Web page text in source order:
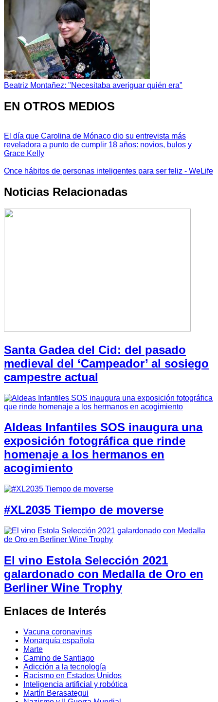
Beatriz Montañez: "Necesitaba averiguar quién era"
EN OTROS MEDIOS
El día que Carolina de Mónaco dio su entrevista más
reveladora a punto de cumplir 18 años: novios, bulos y
Grace Kelly
Once hábitos de personas inteligentes para ser feliz - WeLife
Noticias Relacionadas
Santa Gadea del Cid: del pasado
medieval del ‘Campeador’ al sosiego
campestre actual
Aldeas Infantiles SOS inaugura una
exposición fotográfica que rinde
homenaje a los hermanos en
acogimiento
#XL2035 Tiempo de moverse
El vino Estola Selección 2021
galardonado con Medalla de Oro en
Berliner Wine Trophy
Enlaces de Interés
Vacuna coronavirus
Monarquía española
Marte
Camino de Santiago
Adicción a la tecnología
Racismo en Estados Unidos
Inteligencia artificial y robótica
Martín Berasategui